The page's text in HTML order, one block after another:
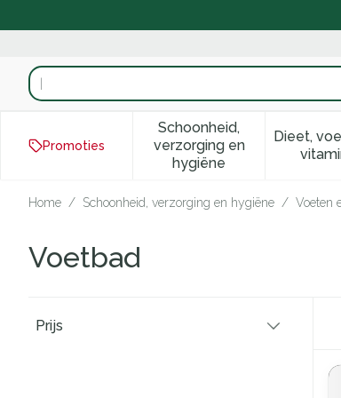
Product, merk, categorie...
Promoties
Schoonheid,
verzorging en
hygiëne
Toon submenu voor
Dieet,
Home / Schoonheid, verzorging en hygiëne / Voeten
Voetbad
Prijs